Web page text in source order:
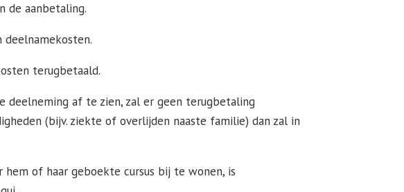
de aanbetaling.
deelnamekosten.
terugbetaald.
deelneming af te zien, zal er geen terugbetaling
(bijv. ziekte of overlijden naaste familie) dan zal in
of haar geboekte cursus bij te wonen, is